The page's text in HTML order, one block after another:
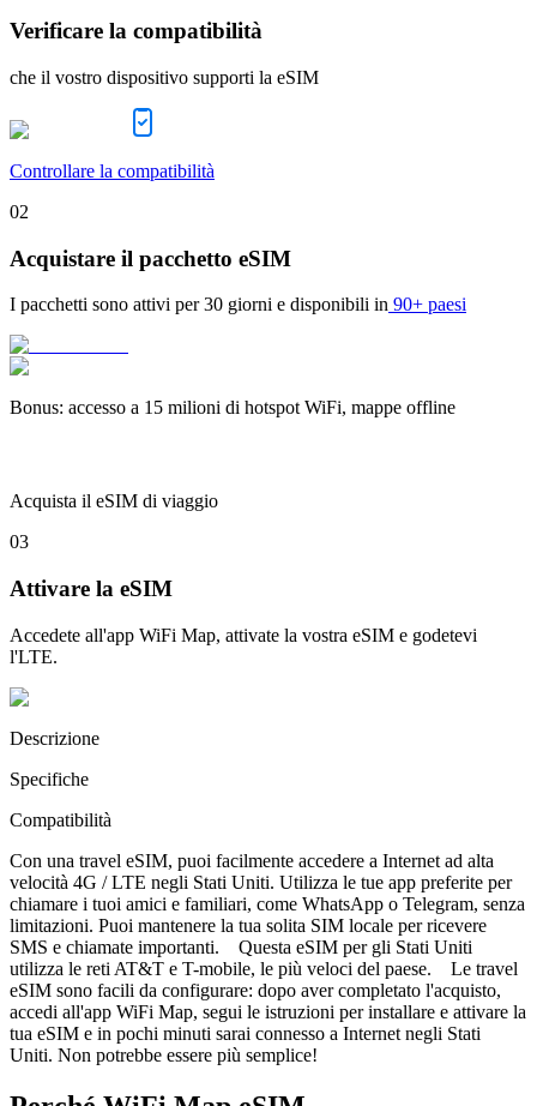
Verificare la compatibilità
che il vostro dispositivo supporti la eSIM
Controllare la compatibilità
02
Acquistare il pacchetto eSIM
I pacchetti sono attivi per 30 giorni e disponibili in 90+ paesi
Bonus: accesso a 15 milioni di hotspot WiFi, mappe offline
Acquista il eSIM di viaggio
03
Attivare la eSIM
Accedete all'app WiFi Map, attivate la vostra eSIM e godetevi
l'LTE.
Descrizione
Specifiche
Compatibilità
Con una travel eSIM, puoi facilmente accedere a Internet ad alta
velocità 4G / LTE negli Stati Uniti. Utilizza le tue app preferite per
chiamare i tuoi amici e familiari, come WhatsApp o Telegram, senza
limitazioni. Puoi mantenere la tua solita SIM locale per ricevere
SMS e chiamate importanti. Questa eSIM per gli Stati Uniti
utilizza le reti AT&T e T-mobile, le più veloci del paese. Le travel
eSIM sono facili da configurare: dopo aver completato l'acquisto,
accedi all'app WiFi Map, segui le istruzioni per installare e attivare la
tua eSIM e in pochi minuti sarai connesso a Internet negli Stati
Uniti. Non potrebbe essere più semplice!